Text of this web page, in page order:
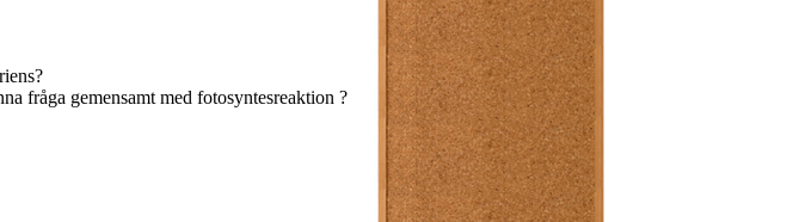
fråga gemensamt med fotosyntesreaktion ?